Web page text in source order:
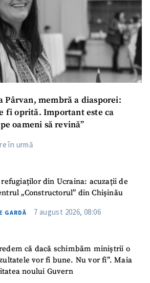
Pârvan, membră a diasporei:
fi oprită. Important este ca
oameni să revină”
în urmă
refugiaților din Ucraina: acuzații de
„Constructorul” din Chișinău
GARDĂ 7 august 2026, 08:06
că dacă schimbăm miniștrii o
vor fi bune. Nu vor fi”. Maia
noului Guvern